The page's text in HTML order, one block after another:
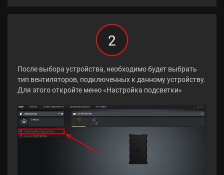
2
После выбора устройства, необходимо будет выбрать
тип вентиляторов, подключенных к данному устройству.
Для этого откройте меню «Настройка подсветки»